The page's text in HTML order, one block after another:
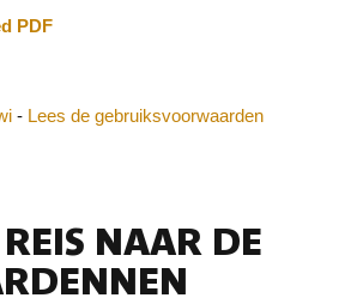
PDF
- Lees de gebruiksvoorwaarden
NAAR DE